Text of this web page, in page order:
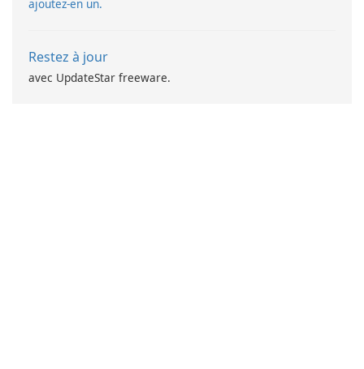
ajoutez-en un.
Restez à jour
avec UpdateStar freeware.